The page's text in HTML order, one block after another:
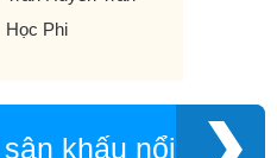
Học Phi
khấu nổi tiếng